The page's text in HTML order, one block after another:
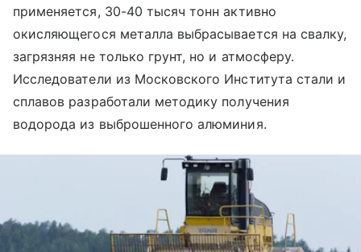
применяется, 30-40 тысяч тонн активно
окисляющегося металла выбрасывается на свалку,
загрязняя не только грунт, но и атмосферу.
Исследователи из Московского Института стали и
сплавов разработали методику получения
водорода из выброшенного алюминия.